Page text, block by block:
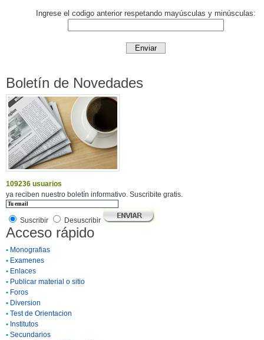
Ingrese el codigo anterior respetando mayúsculas y minúsculas:
Boletín de Novedades
109236 usuarios
ya reciben nuestro boletín informativo. Suscribite gratis.
Suscribir Desuscribir
Acceso rápido
• Monografias
• Examenes
• Enlaces
• Publicar material o sitio
• Foros
• Diversion
• Test de Orientacion
• Institutos
• Secundarios